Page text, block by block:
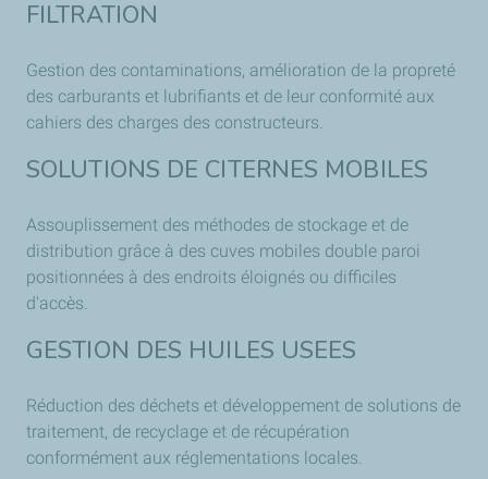
FILTRATION
Gestion des contaminations, amélioration de la propreté
des carburants et lubrifiants et de leur conformité aux
cahiers des charges des constructeurs.
SOLUTIONS DE CITERNES MOBILES
Assouplissement des méthodes de stockage et de
distribution grâce à des cuves mobiles double paroi
positionnées à des endroits éloignés ou difficiles
d'accès.
GESTION DES HUILES USEES
Réduction des déchets et développement de solutions de
traitement, de recyclage et de récupération
conformément aux réglementations locales.